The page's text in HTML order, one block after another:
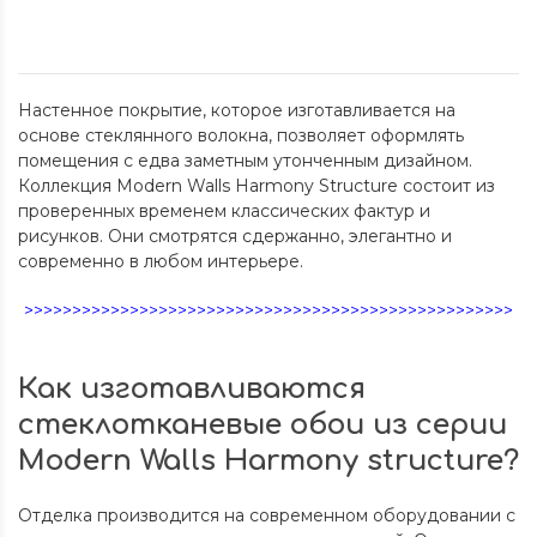
Настенное покрытие, которое изготавливается на
основе стеклянного волокна, позволяет оформлять
помещения с едва заметным утонченным дизайном.
Коллекция Modern Walls Harmony Structure состоит из
проверенных временем классических фактур и
рисунков. Они смотрятся сдержанно, элегантно и
современно в любом интерьере.
>>>>>>>>>>>>>>>>>>>>>>>>>>>>>>>>>>>>>>>>>>>>>>>>>>>
Как изготавливаются
стеклотканевые обои из серии
Modern Walls Harmony structure?
Отделка производится на современном оборудовании с